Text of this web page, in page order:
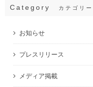
Category カテゴリー
お知らせ
プレスリリース
メディア掲載